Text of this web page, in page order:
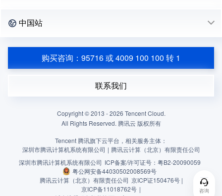
咨询
中国站
购买咨询：95716 或 4009 100 100 转 1
联系我们
Copyright © 2013 -2026 Tencent Cloud.
All Rights Reserved. 腾讯云 版权所有
Tencent 腾讯旗下云平台，相关服务主体：
深圳市腾讯计算机系统有限公司 | 腾讯云计算（北京）有限责任公司
深圳市腾讯计算机系统有限公司 ICP备案/许可证号： 粤B2-20090059
粤公网安备44030502008569号
腾讯云计算（北京）有限责任公司 京ICP证150476号 |
京ICP备11018762号 |